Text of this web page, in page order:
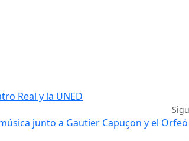
Real y la UNED
junto a Gautier Capuçon y el Orfeó